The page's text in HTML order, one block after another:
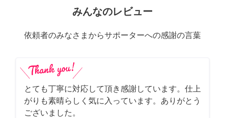
みんなのレビュー
依頼者のみなさまからサポーターへの感謝の言葉
とても丁寧に対応して頂き感謝しています。仕上
がりも素晴らしく気に入っています。ありがとう
ございました。